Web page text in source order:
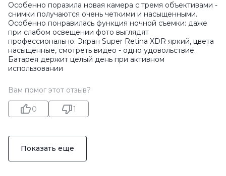
Особенно поразила новая камера с тремя объективами -
снимки получаются очень четкими и насыщенными.
Особенно понравилась функция ночной съемки: даже
при слабом освещении фото выглядят
профессионально. Экран Super Retina XDR яркий, цвета
насыщенные, смотреть видео - одно удовольствие.
Батарея держит целый день при активном
использовании
Вам помог этот отзыв?
0 1
Показать еще